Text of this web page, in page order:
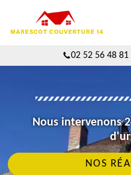
02 52 56 48 81
Nous intervenons
NOS